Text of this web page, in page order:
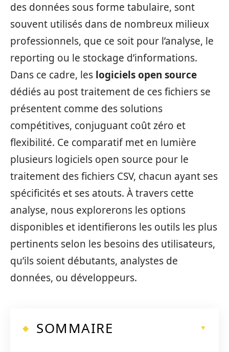
des données sous forme tabulaire, sont
souvent utilisés dans de nombreux milieux
professionnels, que ce soit pour l’analyse, le
reporting ou le stockage d’informations.
Dans ce cadre, les logiciels open source
dédiés au post traitement de ces fichiers se
présentent comme des solutions
compétitives, conjuguant coût zéro et
flexibilité. Ce comparatif met en lumière
plusieurs logiciels open source pour le
traitement des fichiers CSV, chacun ayant ses
spécificités et ses atouts. À travers cette
analyse, nous explorerons les options
disponibles et identifierons les outils les plus
pertinents selon les besoins des utilisateurs,
qu’ils soient débutants, analystes de
données, ou développeurs.
SOMMAIRE